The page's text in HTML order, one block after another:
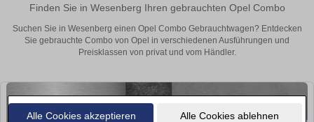
Alle Cookies akzeptieren Alle Cookies ablehnen
Finden Sie in Wesenberg Ihren gebrauchten Opel Combo
Suchen Sie in Wesenberg einen Opel Combo Gebrauchtwagen? Entdecken
Sie gebrauchte Combo von Opel in verschiedenen Ausführungen und
Preisklassen von privat und vom Händler.